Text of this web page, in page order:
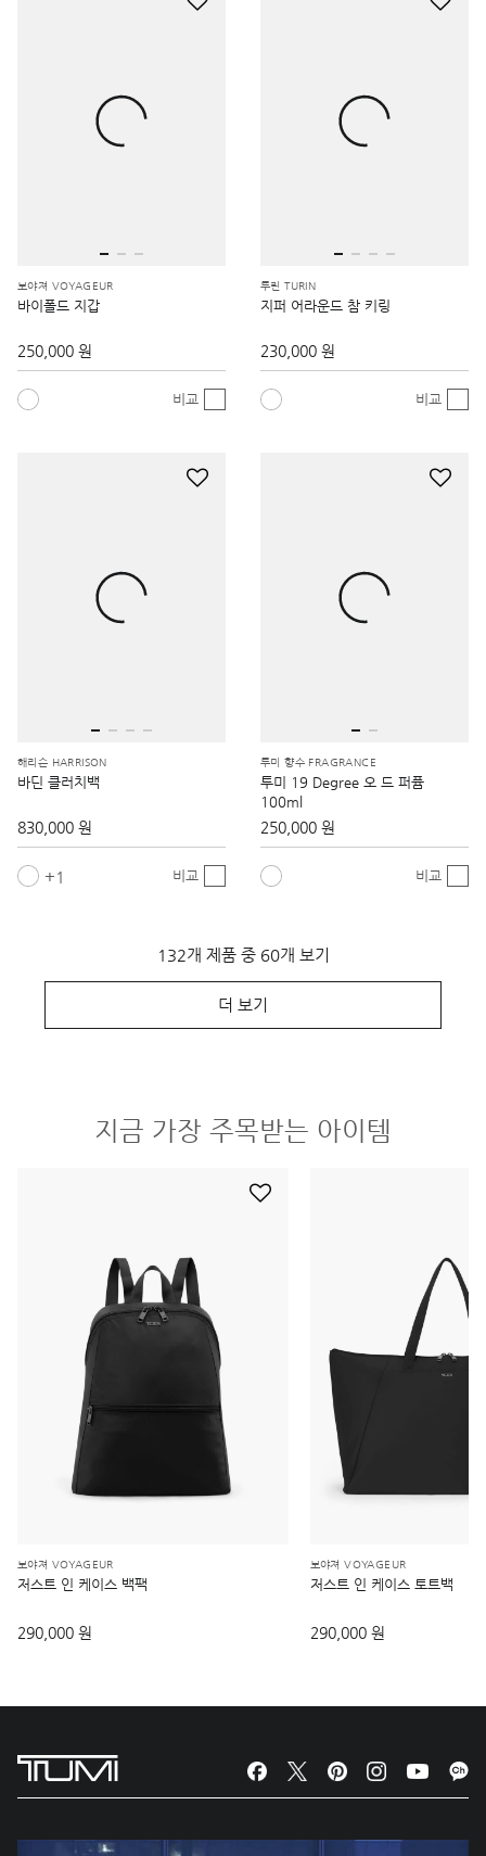
보야져 VOYAGEUR
바이폴드 지갑
250,000 원
비교
투린 TURIN
지퍼 어라운드 참 키링
230,000 원
비교
해리슨 HARRISON
바딘 클러치백
830,000 원
1 비교
투미 향수 FRAGRANCE
투미 19 Degree 오 드 퍼퓸
100ml
250,000 원
비교
132개 제품 중 60개 보기
더 보기
지금 가장 주목받는 아이템
보야져 VOYAGEUR
저스트 인 케이스 백팩
290,000 원
보야져 VOYAGEUR
저스트 인 케이스 토트백
290,000 원